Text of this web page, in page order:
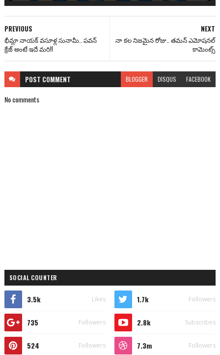
NEXT
నా కల నిజమైన రోజు.. తమన్ ఎమోషనల్
కామెంట్స్
PREVIOUS
భీమ్లా నాయక్ వసూళ్ల సునామీ.. పవన్
క్రేజ్ అంటే ఇదే మరి!!
POST COMMENT BLOGGER DISQUS FACEBOOK
No comments
SOCIAL COUNTER
3.5k Likes 1.7k Followers
735 Followers 2.8k Subscribes
524 Followers 7.3m Followers